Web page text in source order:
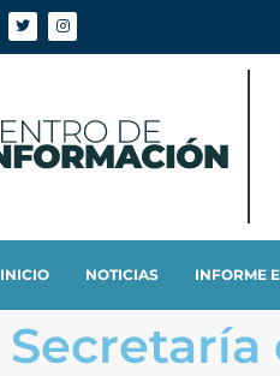
INICIO NOTICIAS INFORME